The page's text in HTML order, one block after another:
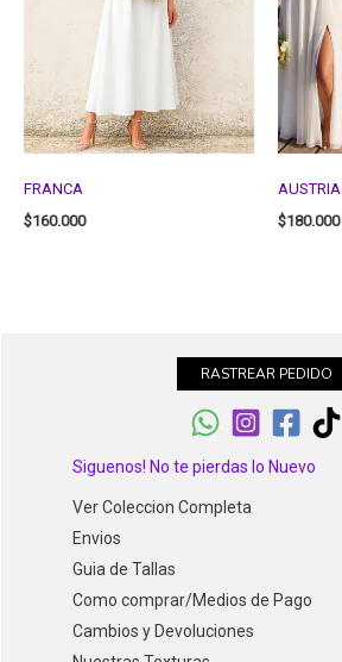
FRANCA
$160.000
AUSTRIA
$180.000
RASTREAR PEDIDO
Siguenos! No te pierdas lo Nuevo
Ver Coleccion Completa
Envios
Guia de Tallas
Como comprar/Medios de Pago
Cambios y Devoluciones